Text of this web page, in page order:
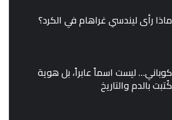
ماذا رأى ليندسي غراهام في الكرد؟
كوباني… ليست اسماً عابراً، بل هوية
كُتبت بالدم والتاريخ